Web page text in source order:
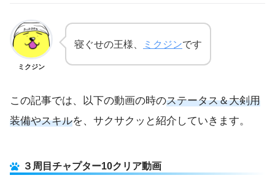
ミクジン
寝ぐせの王様、 ミクジンです
この記事では、以下の動画の時のステータス＆大剣用
装備やスキルを、サクサクッと紹介していきます。
３周目チャプター10クリア動画